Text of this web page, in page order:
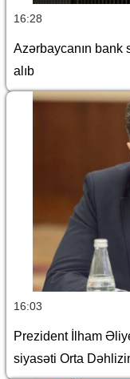
16:28
Azərbaycanın bank
alıb
16:03
Prezident İlham
siyasəti Orta